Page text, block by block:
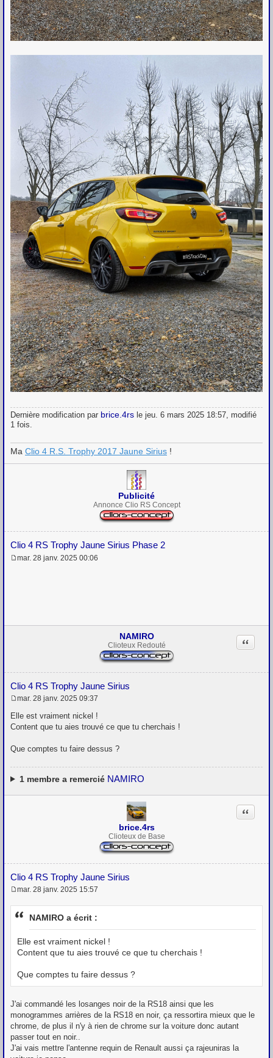
Dernière modification par brice.4rs le jeu. 6 mars 2025 18:57, modifié
1 fois.
Ma Clio 4 R.S. Trophy 2017 Jaune Sirius !
Publicité
Annonce Clio RS Concept
Clio 4 RS Trophy Jaune Sirius Phase 2
mar. 28 janv. 2025 00:06
NAMIRO
Clioteux Redouté
Clio 4 RS Trophy Jaune Sirius
Citation
e
s
g
mar. 28 janv. 2025 09:37
Elle est vraiment nickel !
Content que tu aies trouvé ce que tu cherchais !
Que comptes tu faire dessus ?
1membre a remercié NAMIRO
brice.4rs
Clioteux de Base
Clio 4 RS Trophy Jaune Sirius
Citation
e
s
g
e
mar. 28 janv. 2025 15:57
NAMIRO a écrit :
Elle est vraiment nickel !
Content que tu aies trouvé ce que tu cherchais !
Que comptes tu faire dessus ?
J'ai commandé les losanges noir de la RS18 ainsi que les
monogrammes arrières de la RS18 en noir, ça ressortira mieux que le
chrome, de plus il n'y à rien de chrome sur la voiture donc autant
passer tout en noir..
J'ai vais mettre l'antenne requin de Renault aussi ça rajeuniras la